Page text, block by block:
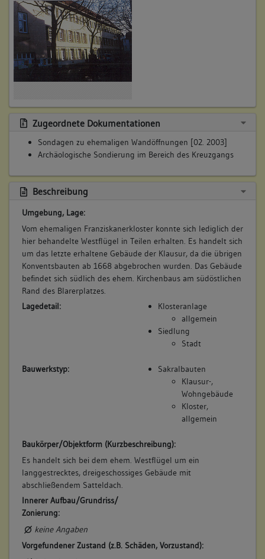
Zugeordnete Dokumentationen
Sondagen zu ehemaligen Wandöffnungen [02. 2003]
Archäologische Sondierung im Bereich des Kreuzgangs
Beschreibung
Umgebung, Lage:
Vom ehemaligen Franziskanerkloster konnte sich lediglich der
hier behandelte Westflügel in Teilen erhalten. Es handelt sich
um das letzte erhaltene Gebäude der Klausur, da die übrigen
Konventsbauten ab 1668 abgebrochen wurden. Das Gebäude
befindet sich südlich des ehem. Kirchenbaus am südöstlichen
Rand des Blarerplatzes.
Lagedetail:
Klosteranlage
allgemein
Siedlung
Stadt
Bauwerkstyp:
Sakralbauten
Klausur-,
Wohngebäude
Kloster,
allgemein
Baukörper/Objektform (Kurzbeschreibung):
Es handelt sich bei dem ehem. Westflügel um ein
langgestrecktes, dreigeschossiges Gebäude mit
abschließendem Satteldach.
Innerer Aufbau/Grundriss/
Zonierung:
keine Angaben
Vorgefundener Zustand (z.B. Schäden, Vorzustand):